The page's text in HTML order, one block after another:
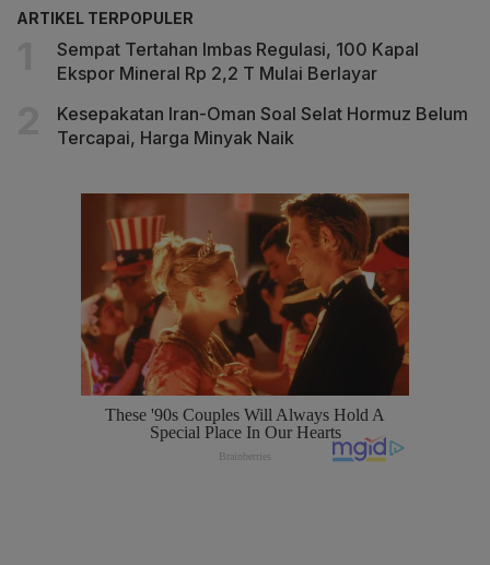
ARTIKEL TERPOPULER
Sempat Tertahan Imbas Regulasi, 100 Kapal
Ekspor Mineral Rp 2,2 T Mulai Berlayar
Kesepakatan Iran-Oman Soal Selat Hormuz Belum
Tercapai, Harga Minyak Naik